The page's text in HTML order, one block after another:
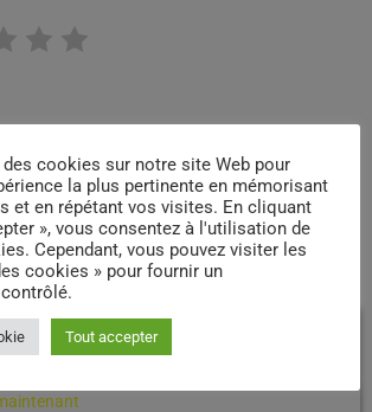
D’ARTICLES (0)
cookies sur notre site Web pour
la plus pertinente en mémorisant
et en répétant vos visites. En cliquant
», vous consentez à l'utilisation de
Cependant, vous pouvez visiter les
cookies » pour fournir un
Tout accepter